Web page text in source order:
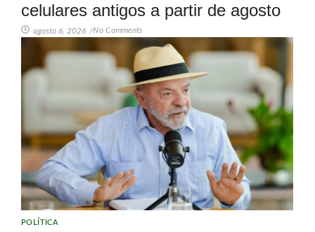
celulares antigos a partir de agosto
agosto 6, 2026 /No Comments
POLÍTICA